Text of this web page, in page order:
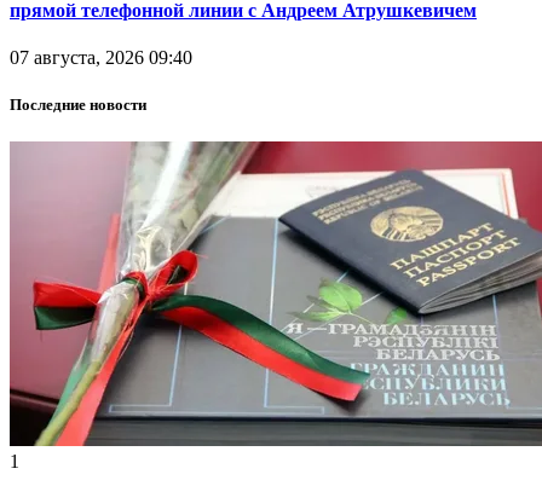
прямой телефонной линии с Андреем Атрушкевичем
07 августа, 2026 09:40
Последние новости
1